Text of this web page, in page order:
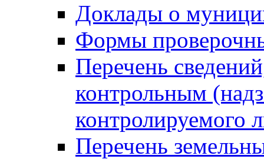
Доклады о
Формы
Перечень
контрольным
контролируемого
Перечень